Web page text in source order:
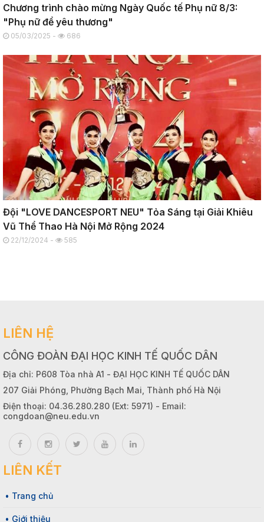
Chương trình chào mừng Ngày Quốc tế Phụ nữ 8/3:
"Phụ nữ để yêu thương"
05/03/2025 - 686
Đội "LOVE DANCESPORT NEU" Tỏa Sáng tại Giải Khiêu
Vũ Thể Thao Hà Nội Mở Rộng 2024
22/12/2024 - 585
LIÊN HỆ
CÔNG ĐOÀN ĐẠI HỌC KINH TẾ QUỐC DÂN
Địa chỉ: P608 Tòa nhà A1 - ĐẠI HỌC KINH TẾ QUỐC DÂN
207 Giải Phóng, Phường Bạch Mai, Thành phố Hà Nội
Điện thoại: 04.36.280.280 (Ext: 5971) - Email:
congdoan@neu.edu.vn
LIÊN KẾT
• Trang chủ
• Giới thiệu